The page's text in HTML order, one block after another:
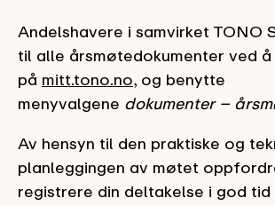
Andelshavere i samvirket TONO
til alle årsmøtedokumenter ved å
på mitt.tono.no, og benytte
menyvalgene dokumenter –
Av hensyn til den praktiske og
planleggingen av møtet
registrere din deltakelse i god tid